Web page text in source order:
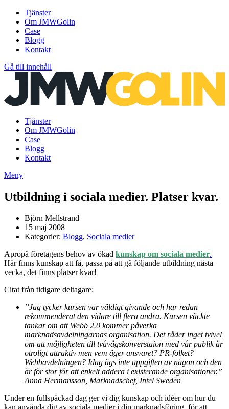
Tjänster
Om JMWGolin
Case
Blogg
Kontakt
Gå till innehåll
Tjänster
Om JMWGolin
Case
Blogg
Kontakt
Meny
Utbildning i sociala medier. Platser kvar.
Björn Mellstrand
15 maj 2008
Kategorier: Blogg, Sociala medier
Apropå företagens behov av ökad kunskap om sociala medier.
Här finns kunskap att få, passa på att gå följande utbildning nästa
vecka, det finns platser kvar!
Citat från tidigare deltagare:
”Jag tycker kursen var väldigt givande och har redan
rekommenderat den vidare till flera andra. Kursen väckte
tankar om att Webb 2.0 kommer påverka
marknadsavdelningarnas organisation. Det råder inget tvivel
om att möjligheten till tvåvägskonverstaion med vår publik är
otroligt attraktiv men vem äger ansvaret? PR-folket?
Webbavdelningen? Idag ägs inte uppgiften av någon och den
är för stor för att enkelt addera i existerande organisationer.”
Anna Hermansson, Marknadschef, Intel Sweden
Under en fullspäckad dag ger vi dig kunskap och idéer om hur du